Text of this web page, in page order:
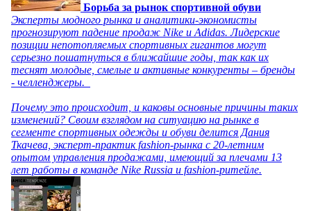
Борьба за рынок спортивной обуви
Эксперты модного рынка и аналитики-экономисты
прогнозируют падение продаж Nike и Adidas. Лидерские
позиции непотопляемых спортивных гигантов могут
серьезно пошатнуться в ближайшие годы, так как их
теснят молодые, смелые и активные конкуренты – бренды
- челленджеры.
Почему это происходит, и каковы основные причины таких
изменений? Своим взглядом на ситуацию на рынке в
сегменте спортивных одежды и обуви делится Дания
Ткачева, эксперт-практик fashion-рынка с 20-летним
опытом управления продажами, имеющий за плечами 13
лет работы в команде Nike Russia и fashion-ритейле.